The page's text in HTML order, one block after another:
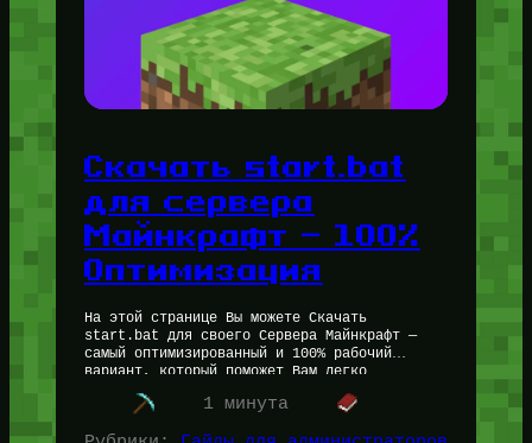
Скачать start.bat
для сервера
Майнкрафт — 100%
Оптимизация
На этой странице Вы можете Скачать
start.bat для своего Сервера Майнкрафт —
самый оптимизированный и 100% рабочий
вариант, который поможет Вам легко
запустить свой сервер Майнкрафт. Ресурс
выложен Администратором Петром…
1 минута